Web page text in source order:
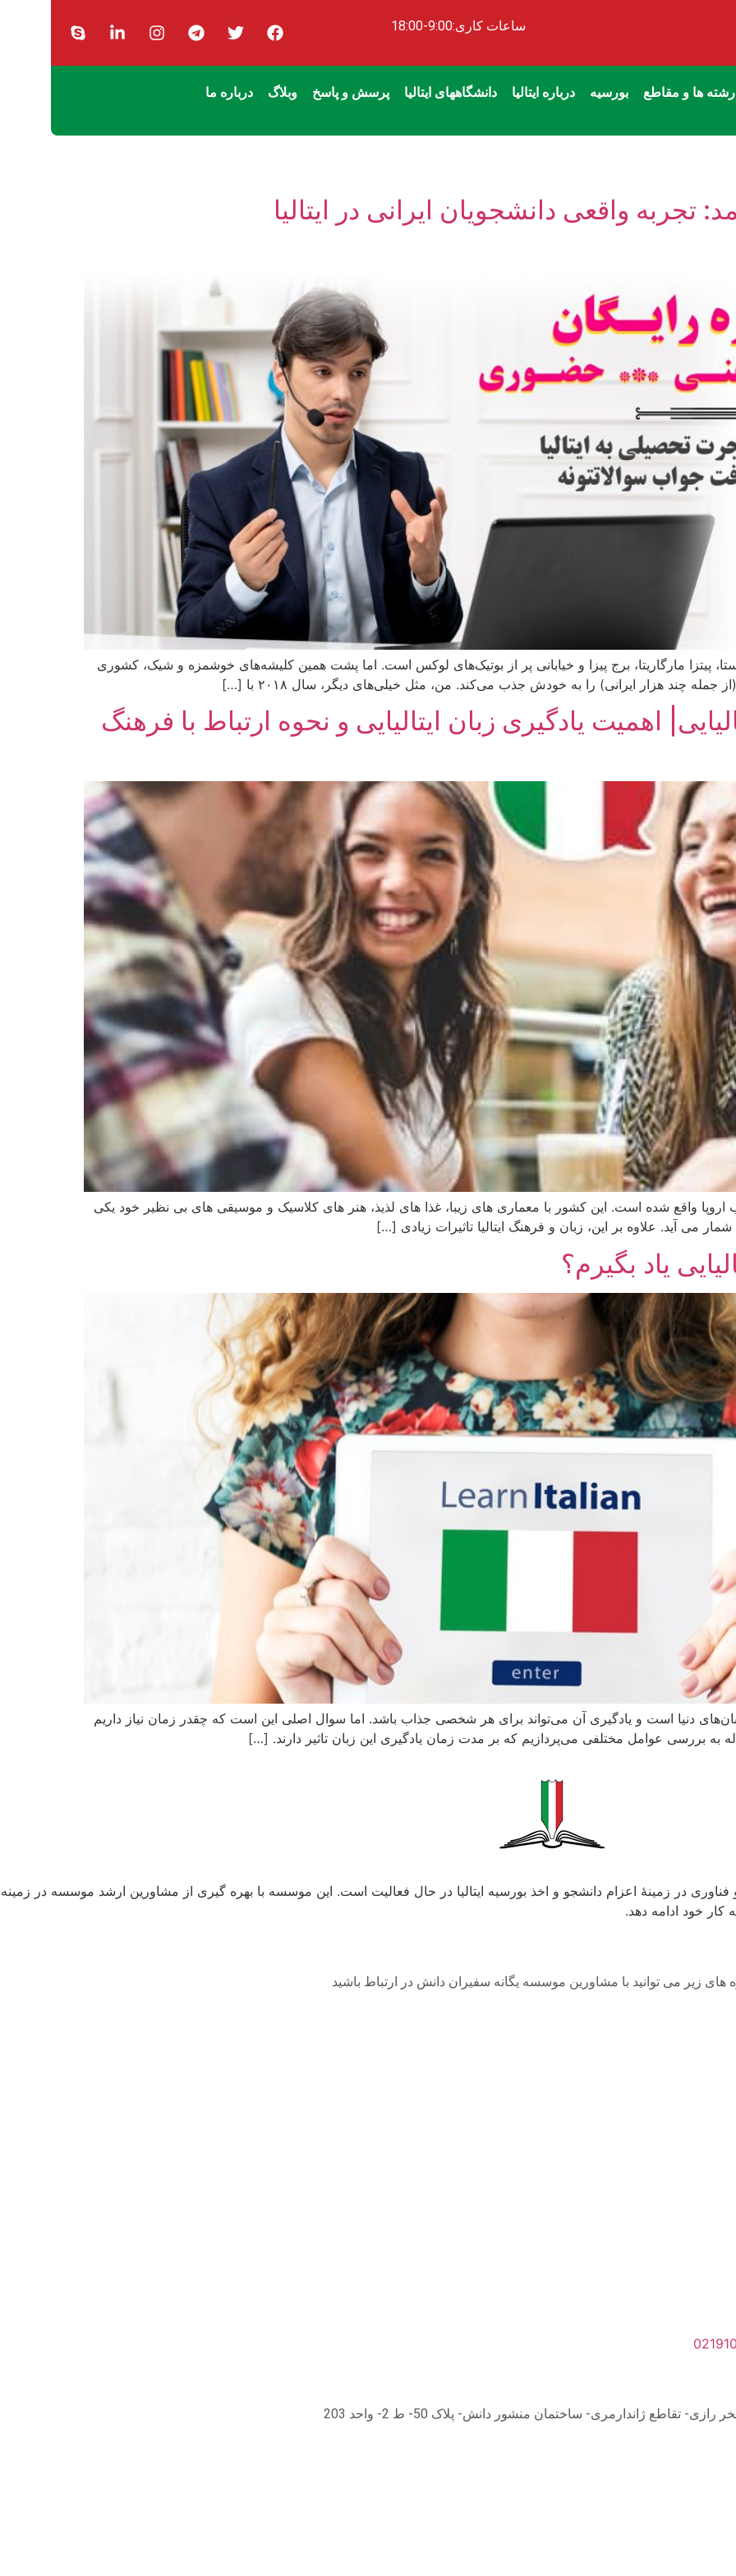
ساعات کاری:9:00-18:00
رشته ها و مقاطع بورسیه درباره ایتالیا دانشگاههای ایتالیا پرسش و پاسخ وبلاگ درباره ما
تجربه واقعی دانشجویان ایرانی در ایتالیا
پیتزا مارگاریتا، برج پیزا و خیابانی پر از بوتیک‌های لوکس است. اما پشت همین کلیشه‌های خوشمزه و شیک، کشوری
اهمیت یادگیری زبان ایتالیایی و نحوه ارتباط با فرهنگ
اروپا واقع شده است. این کشور با معماری‌ های زیبا، غذا های لذیذ، هنر های کلاسیک و موسیقی‌ های بی نظیر خود یکی
می‌ آید. علاوه بر این، زبان و فرهنگ ایتالیا تاثیرات زیادی […]
یاد بگیرم؟
زبان‌های دنیا است و یادگیری آن می‌تواند برای هر شخصی جذاب باشد. اما سوال اصلی این است که چقدر زمان نیاز داریم
به بررسی عوامل مختلفی می‌پردازیم که بر مدت زمان یادگیری این زبان تاثیر دارند. […]
در زمینۀ اعزام دانشجو و اخذ بورسیه ایتالیا در حال فعالیت است. این موسسه با بهره گیری از مشاورین ارشد موسسه در زمینه
کار خود ادامه دهد.
زیر می توانید با مشاورین موسسه یگانه سفیران دانش در ارتباط باشید
ژاندارمری- ساختمان منشور دانش- پلاک 50- ط 2- واحد 203